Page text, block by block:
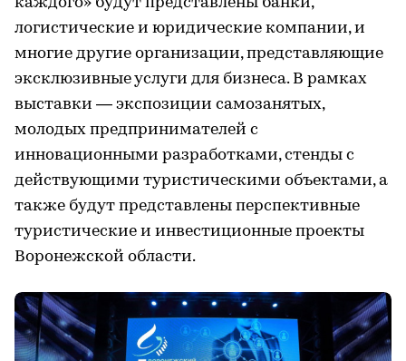
логистические и юридические компании, и
многие другие организации, представляющие
эксклюзивные услуги для бизнеса. В рамках
выставки — экспозиции самозанятых,
молодых предпринимателей с
инновационными разработками, стенды с
действующими туристическими объектами, а
также будут представлены перспективные
туристические и инвестиционные проекты
Воронежской области.